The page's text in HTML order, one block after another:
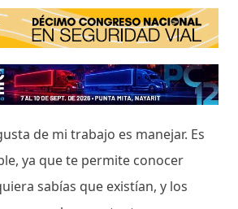
de mi trabajo es manejar. Es
ya que te permite conocer
sabías que existían, y los